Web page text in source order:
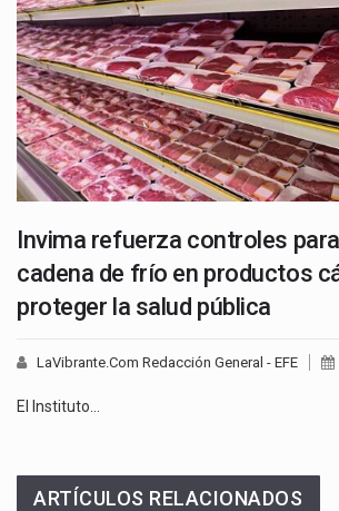
Invima refuerza controles
cadena de frío en productos
proteger la salud pública
LaVibrante.Com Redacción General - EFE
El Instituto…
ARTÍCULOS RELACIONADOS